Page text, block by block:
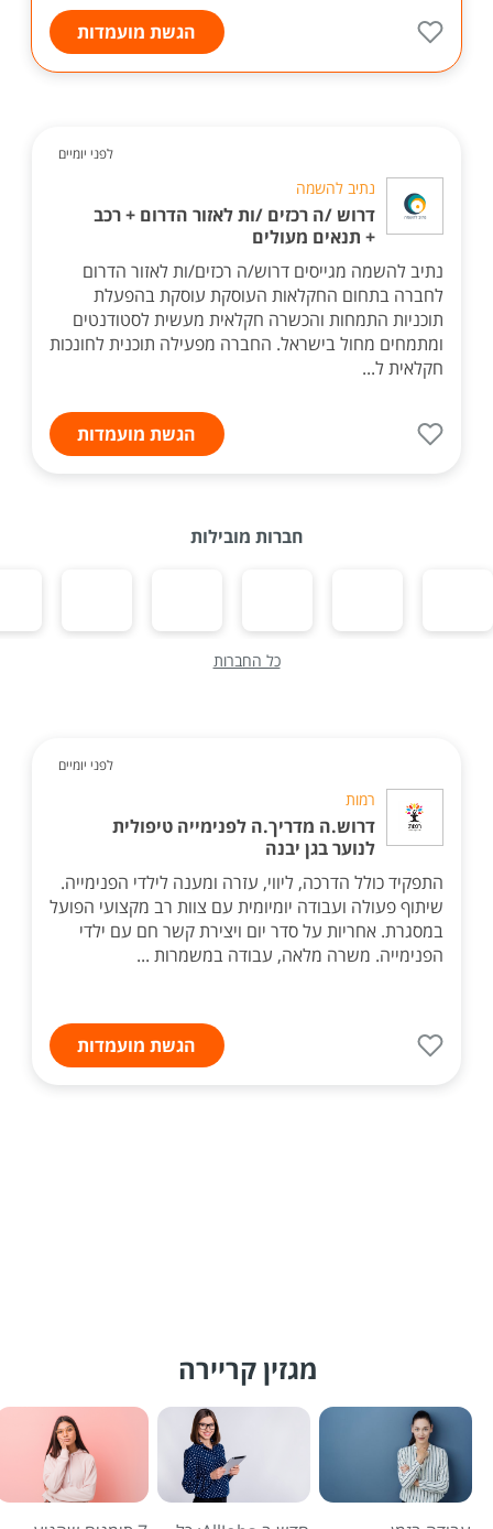
הגשת מועמדות
לפני יומיים
נתיב להשמה
דרוש /ה רכזים /ות לאזור הדרום + רכב
+ תנאים מעולים
נתיב להשמה מגייסים דרוש/ה רכזים/ות לאזור הדרום
לחברה בתחום החקלאות העוסקת עוסקת בהפעלת
תוכניות התמחות והכשרה חקלאית מעשית לסטודנטים
ומתמחים מחול בישראל. החברה מפעילה תוכנית לחונכות
חקלאית ל...
הגשת מועמדות
חברות מובילות
כל החברות
לפני יומיים
רמות
דרוש.ה מדריך.ה לפנימייה טיפולית
לנוער בגן יבנה
התפקיד כולל הדרכה, ליווי, עזרה ומענה לילדי הפנימייה.
שיתוף פעולה ועבודה יומיומית עם צוות רב מקצועי הפועל
במסגרת. אחריות על סדר יום ויצירת קשר חם עם ילדי
הפנימייה. משרה מלאה, עבודה במשמרות ...
הגשת מועמדות
מגזין קריירה